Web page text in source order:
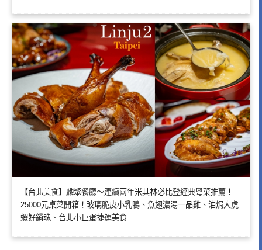
【台北美食】麟聚餐廳～連續兩年米其林必比登經典粵菜推薦！
25000元桌菜開箱！玻璃脆皮小乳鴨、魚翅濃湯一品雞、油焗大虎
蝦好銷魂、台北小巨蛋捷運美食